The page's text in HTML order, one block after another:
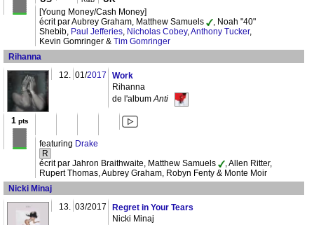
[Young Money/Cash Money]
écrit par Aubrey Graham, Matthew Samuels
, Noah "40"
Shebib, Paul Jefferies, Nicholas Cobey,Anthony Tucker,
Kevin Gomringer & Tim Gomringer
Rihanna
12. 01/2017
Work
Rihanna
de l'albumAnti
1 pts
featuring Drake
R
écrit par Jahron Braithwaite, Matthew Samuels
, Allen Ritter,
Rupert Thomas, Aubrey Graham, Robyn Fenty & Monte Moir
Nicki Minaj
13. 03/2017
Regret in Your Tears
Nicki Minaj